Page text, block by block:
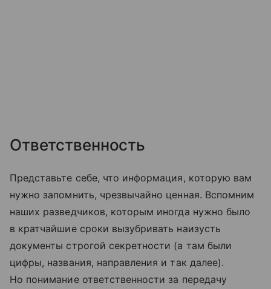
Ответственность
Представьте себе, что информация, которую вам
нужно запомнить, чрезвычайно ценная. Вспомним
наших разведчиков, которым иногда нужно было
в кратчайшие сроки вызубривать наизусть
документы строгой секретности (а там были
цифры, названия, направления и так далее).
Но понимание ответственности за передачу